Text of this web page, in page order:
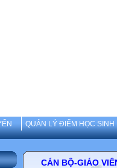
QUẢN LÝ ĐIỂM HỌC SINH
CÁN BỘ-GIÁO